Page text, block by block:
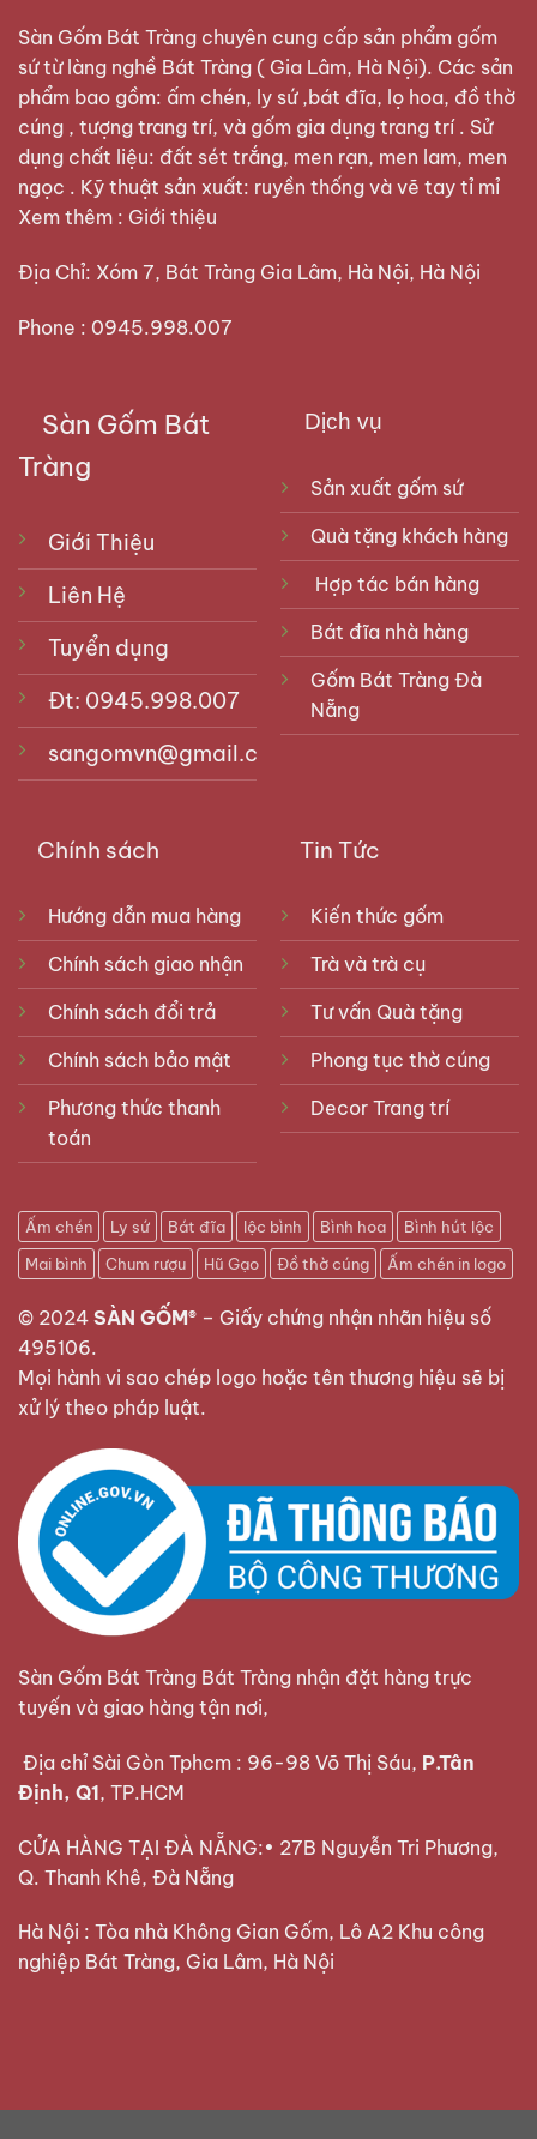
Sàn Gốm Bát Tràng chuyên cung cấp sản phẩm gốm
sứ từ làng nghề Bát Tràng ( Gia Lâm, Hà Nội). Các sản
phẩm bao gồm: ấm chén, ly sứ ,bát đĩa, lọ hoa, đồ thờ
cúng , tượng trang trí, và gốm gia dụng trang trí . Sử
dụng chất liệu: đất sét trắng, men rạn, men lam, men
ngọc . Kỹ thuật sản xuất: ruyền thống và vẽ tay tỉ mỉ
Xem thêm : Giới thiệu
Địa Chỉ: Xóm 7, Bát Tràng Gia Lâm, Hà Nội, Hà Nội
Phone : 0945.998.007
Sàn Gốm Bát
Tràng
Giới Thiệu
Liên Hệ
Tuyển dụng
Đt: 0945.998.007
sangomvn@gmail.com
Dịch vụ
Sản xuất gốm sứ
Quà tặng khách hàng
Hợp tác bán hàng
Bát đĩa nhà hàng
Gốm Bát Tràng Đà
Nẵng
Chính sách
Hướng dẫn mua hàng
Chính sách giao nhận
Chính sách đổi trả
Chính sách bảo mật
Phương thức thanh
toán
Tin Tức
Kiến thức gốm
Trà và trà cụ
Tư vấn Quà tặng
Phong tục thờ cúng
Decor Trang trí
Ấm chén Ly sứ Bát đĩa lộc bình Bình hoa
Bình hút lộc
Mai bình
Chum rượu Hũ Gạo Đồ thờ cúng Ấm chén in logo
© 2024 SÀN GỐM® – Giấy chứng nhận nhãn hiệu số
495106.
Mọi hành vi sao chép logo hoặc tên thương hiệu sẽ bị
xử lý theo pháp luật.
Sàn Gốm Bát Tràng Bát Tràng nhận đặt hàng trực
tuyến và giao hàng tận nơi,
Địa chỉ Sài Gòn Tphcm : 96-98 Võ Thị Sáu, P.Tân
Định, Q1, TP.HCM
CỬA HÀNG TẠI ĐÀ NẴNG:• 27B Nguyễn Tri Phương,
Q. Thanh Khê, Đà Nẵng
Hà Nội : Tòa nhà Không Gian Gốm, Lô A2 Khu công
nghiệp Bát Tràng, Gia Lâm, Hà Nội